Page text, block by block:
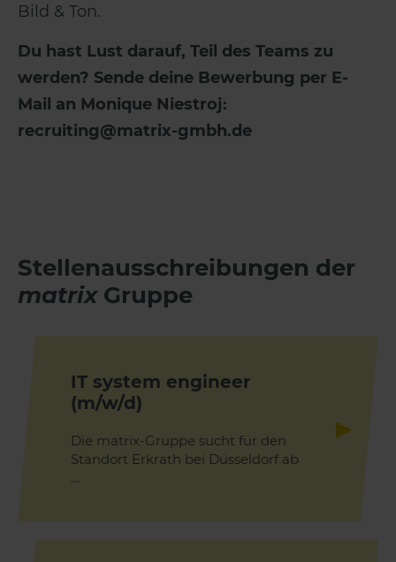
Bild & Ton.
Du hast Lust darauf, Teil des Teams zu
werden? Sende deine Bewerbung per E-
Mail an Monique Niestroj:
recruiting@matrix-gmbh.de
Stellen­ausschrei­bungen der
matrix Gruppe
IT system engineer
(m/w/d)
Die matrix-Gruppe sucht für den
Standort Erkrath bei Düsseldorf ab
…